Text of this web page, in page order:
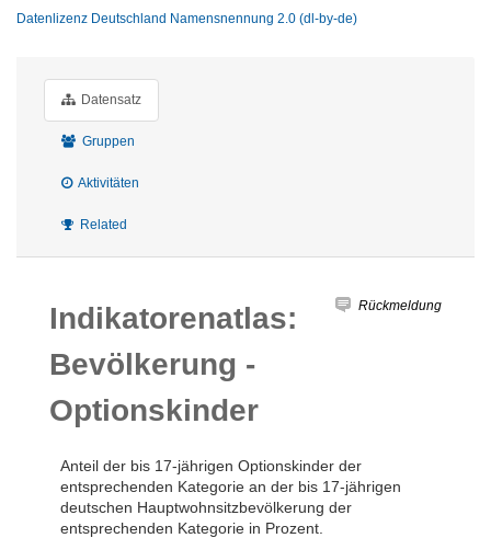
Datenlizenz Deutschland Namensnennung 2.0 (dl-by-de)
Datensatz
Gruppen
Aktivitäten
Related
Rückmeldung
Indikatorenatlas:
Bevölkerung -
Optionskinder
Anteil der bis 17-jährigen Optionskinder der
entsprechenden Kategorie an der bis 17-jährigen
deutschen Hauptwohnsitzbevölkerung der
entsprechenden Kategorie in Prozent.